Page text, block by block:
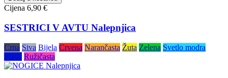
Cijena 6,90 €
SESTRICI V AVTU Nalepnjica
Crna Siva Bijela Crvena Narančasta Žuta Zelena Svetlo modra
Plava Ružičasta